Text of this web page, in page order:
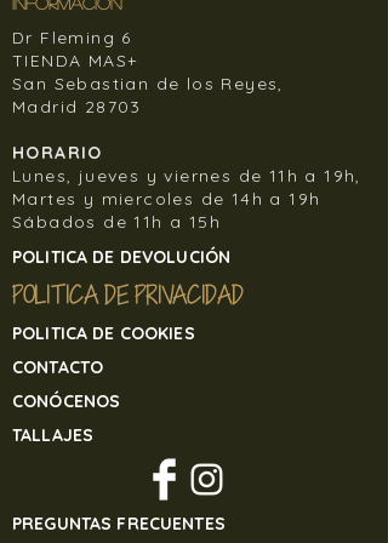
asociación benefica. Los
articulos tendran que ser articulos
comprados en la web, no en tienda.
devolver la mercancía a Banjul Sisters
sin contactar previamente con
nosotros, de lo contrario, Banjul Sisters
no se hará responsable de la
mercancía recibida, si el cliente la
devuelve por sus propios medios, y sin
previo aviso.
Para devolver cualquier artículo de
enbanjulsisters@gmail.com
Dr Fleming 6
TIENDA MAS+
San Sebastian de los Reyes,
Madrid 28703
HORARIO
Lunes, jueves y viernes de 11h a 19h,
Martes y miercoles de 14h a 19h
Sábados de 11h a 15h
POLITICA DE DEVOLUCIÓN
POLITICA DE PRIVACIDAD
POLITICA DE COOKIES
CONTACTO
CONÓCENOS
TALLAJES
PREGUNTAS FRECUENTES